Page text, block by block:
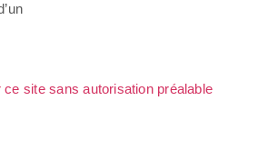
site sans autorisation préalable